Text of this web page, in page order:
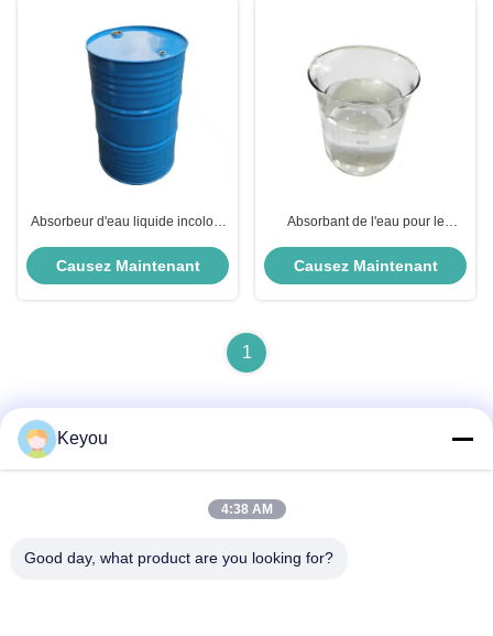
Absorbeur d'eau liquide incolore
deux composants
Causez Maintenant
Absorbant de l'eau pour le
100 Contenu efficace
Causez Maintenant
1
Chambre 202, numéro 902, rue Xingnan, ville de Nancun,
Keyou
4:38 AM
Good day, what product are you looking for?